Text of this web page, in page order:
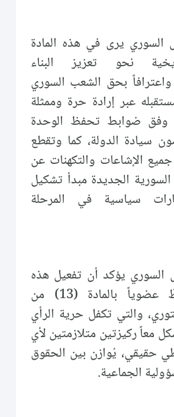
السوري يرى في هذه المادة
نحو تعزيز البناء
واعترافاً بحق الشعب السوري
عبر إرادة حرة وممثلة
وفق ضوابط تحفظ الوحدة
سيادة الدولة، كما وتقطع
الإشاعات والتكهنات عن
الجديدة مبدأ تشكيل
سياسية في المرحلة
السوري يؤكد أن تفعيل هذه
المادة مرتبطٌ عضوياً بالمادة (13) من
والتي تكفل حرية الرأي
معاً ركيزتين متلازمتين لأي
حقيقي، يُوازن بين الحقوق
الجماعية.